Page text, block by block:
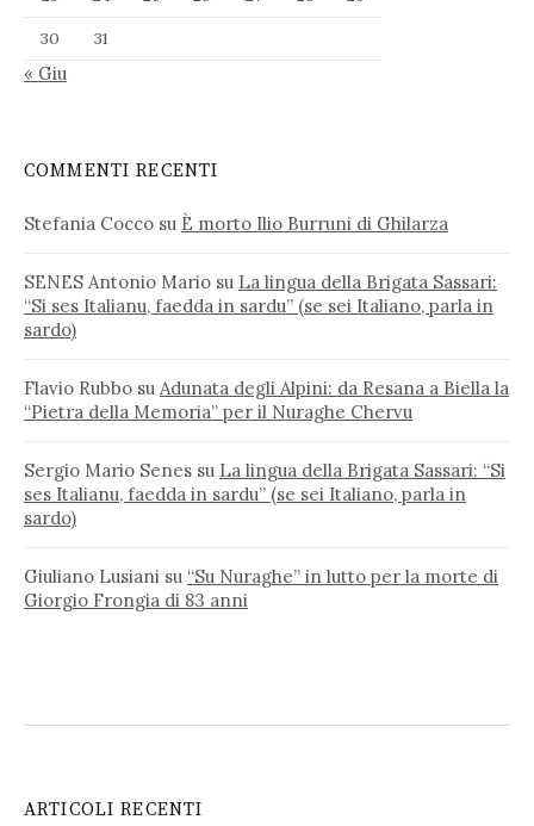
30
31
« Giu
COMMENTI RECENTI
Stefania Cocco su È morto Ilio Burruni di Ghilarza
SENES Antonio Mario su La lingua della Brigata Sassari:
“Si ses Italianu, faedda in sardu” (se sei Italiano, parla in
sardo)
Flavio Rubbo su Adunata degli Alpini: da Resana a Biella la
“Pietra della Memoria” per il Nuraghe Chervu
Sergio Mario Senes su La lingua della Brigata Sassari: “Si
ses Italianu, faedda in sardu” (se sei Italiano, parla in
sardo)
Giuliano Lusiani su “Su Nuraghe” in lutto per la morte di
Giorgio Frongia di 83 anni
ARTICOLI RECENTI